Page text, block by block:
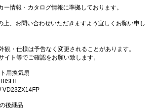
情報・カタログ情報に準拠しております。
、お問い合わせいただきますよう宜しくお願い申し
・仕様は予告なく変更されることがあります。
ト等でご確認をお願い致します。
用換気扇
VD23ZX14FP
後継品